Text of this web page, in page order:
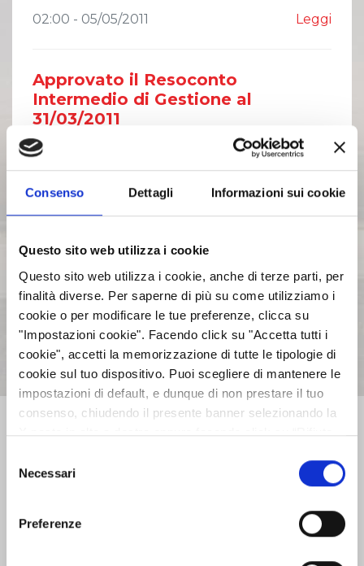
Consenso Dettagli Informazioni sui cookie
Questo sito web utilizza i cookie
Questo sito web utilizza i cookie, anche di terze parti, per
finalità diverse. Per saperne di più su come utilizziamo i
cookie o per modificare le tue preferenze, clicca su
"Impostazioni cookie". Facendo click su "Accetta tutti i
cookie", accetti la memorizzazione di tutte le tipologie di
cookie sul tuo dispositivo. Puoi scegliere di mantenere le
impostazioni di default, e dunque di non prestare il tuo
consenso, chiudendo il presente banner selezionando la
X posta in alto a destra oppure facendo click su “Rifiuta
assenza dei cookie diversi da quelli tecnici. Per maggiori
informazioni puoi consultare la nostra politica sui cookie
delNecessari
Preferenze
02:00 - 05/05/2011 Leggi
Approvato il Resoconto
Intermedio di Gestione al
31/03/2011
02:00 - 04/05/2011 Leggi
dei Soci sul quotidiano
02:00 - 14/04/2011 Leggi
Previous Next
AZIENDA